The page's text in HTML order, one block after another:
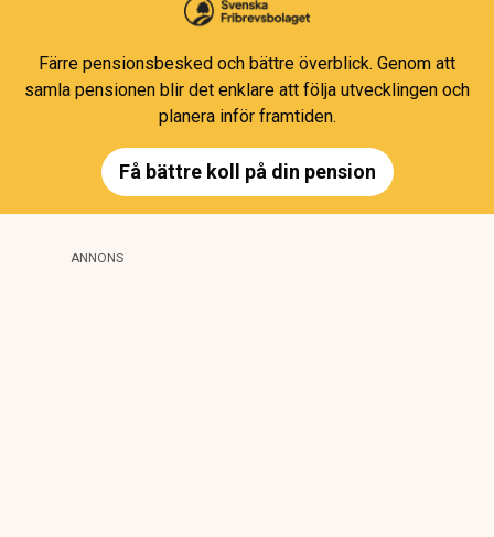
Färre pensionsbesked och bättre överblick. Genom att
samla pensionen blir det enklare att följa utvecklingen och
planera inför framtiden.
Få bättre koll på din pension
ANNONS